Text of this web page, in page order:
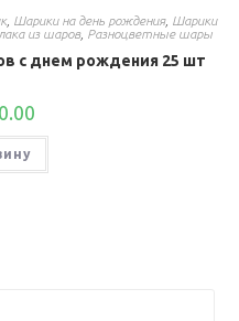
, Шарики на день рождения, Шарики
из шаров, Разноцветные шары
с днем рождения 25 шт